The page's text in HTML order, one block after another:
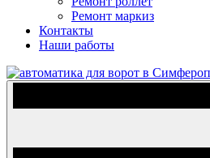
Ремонт маркиз
Контакты
Наши работы